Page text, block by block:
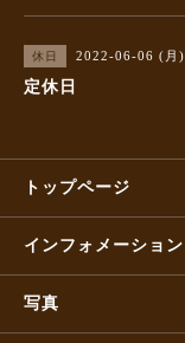
休日 2022-06-06 (月)
定休日
トップページ
インフォメーション
写真